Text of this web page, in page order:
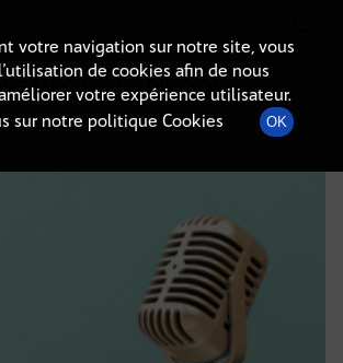
DE L'ÉPISODE
: Invalid date
votre navigation sur notre site, vous
de cookies afin de nous
votre expérience utilisateur.
sur notre politique Cookies
OK